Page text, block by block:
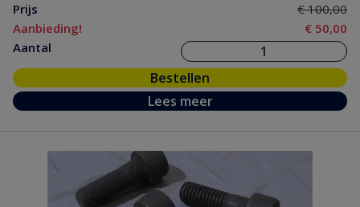
Prijs
€ 100,00
Aanbieding!
€ 50,00
Aantal
Bestellen
Lees meer